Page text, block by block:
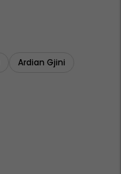
Ardian Gjini